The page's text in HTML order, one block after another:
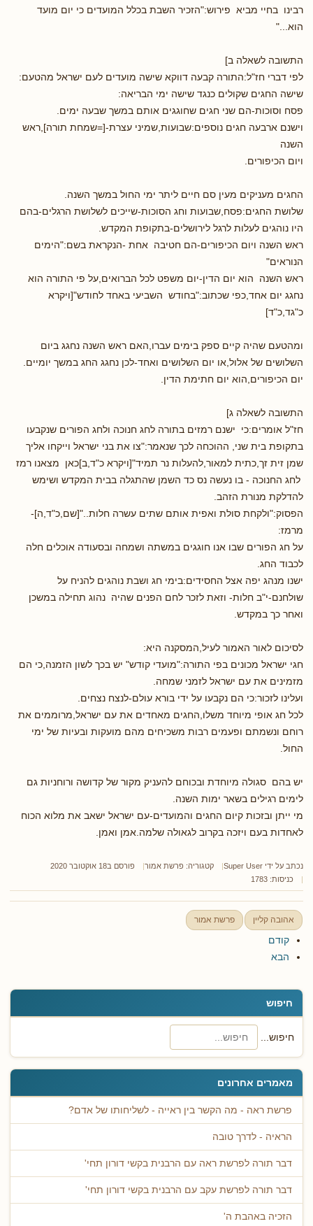
חיפוש
חיפוש...
מאמרים אחרונים
פרשת ראה - מה הקשר בין ראייה - לשליחותו של אדם?
הראיה - לדרך טובה
דבר תורה לפרשת ראה עם הרבנית בקשי דורון תחי'
דבר תורה לפרשת עקב עם הרבנית בקשי דורון תחי'
הזכיה באהבת ה'
רבינו בחיי מביא פירוש:"הזכיר השבת בכלל המועדים כי יום מועד
הוא..."
התשובה לשאלה ב]
לפי דברי חז"ל:התורה קבעה דווקא שישה מועדים לעם ישראל מהטעם:
שישה החגים שקולים כנגד שישה ימי הבריאה:
פסח וסוכות-הם שני חגים שחוגגים אותם במשך שבעה ימים.
וישנם ארבעה חגים נוספים:שבועות,שמיני עצרת-[=שמחת תורה],ראש
השנה
ויום הכיפורים.
החגים מעניקים מעין סם חיים ליתר ימי החול במשך השנה.
שלושת החגים:פסח,שבועות וחג הסוכות-שייכים לשלושת הרגלים-בהם
היו נוהגים לעלות לרגל לירושלים-בתקופת המקדש.
ראש השנה ויום הכיפורים-הם חטיבה אחת -הנקראת בשם:"הימים
הנוראים"
ראש השנה הוא יום הדין-יום משפט לכל הברואים,על פי התורה הוא
נחגג יום אחד,כפי שכתוב:"בחודש השביעי באחד לחודש"[ויקרא
כ"גד,כ"ד]
ומהטעם שהיה קיים ספק בימים עברו,האם ראש השנה נחגג ביום
השלושים של אלול,או יום השלושים ואחד-לכן נחגג החג במשך יומיים.
יום הכיפורים,הוא יום חתימת הדין.
התשובה לשאלה ג]
חז"ל אומרים:כי ישנם רמזים בתורה לחג חנוכה ולחג הפורים שנקבעו
בתקופת בית שני, ההוכחה לכך שנאמר:"צו את בני ישראל וייקחו אליך
שמן זית זך,כתית למאור,להעלות נר תמיד"[ויקרא כ"ד,ב]כאן מצאנו רמז
לחג החנוכה - בו נעשה נס כד השמן שהתגלה בבית המקדש ושימש
להדלקת מנורת הזהב.
הפסוק:"ולקחת סולת ואפית אותם שתים עשרה חלות.."[שם,כ"ד,ה]-
מרמז:
על חג הפורים שבו אנו חוגגים במשתה ושמחה ובסעודה אוכלים חלה
לכבוד החג.
ישנו מנהג יפה אצל החסידים:בימי חג ושבת נוהגים להניח על
שולחנם-י"ב חלות- וזאת לזכר לחם הפנים שהיה נהוג תחילה במשכן
ואחר כך במקדש.
לסיכום לאור האמור לעיל,המסקנה היא:
חגי ישראל מכונים בפי התורה:"מועדי קודש" יש בכך לשון הזמנה,כי הם
מזמינים את עם ישראל לזמני שמחה.
ועלינו לזכור:כי הם נקבעו על ידי בורא עולם-לנצח נצחים.
לכל חג אופי מיוחד משלו,החגים מאחדים את עם ישראל,מרוממים את
רוחם ונשמתם ופעמים רבות משכיחים מהם מועקות ובעיות של ימי
החול.
יש בהם סגולה מיוחדת ובכוחם להעניק מקור של קדושה ורוחניות גם
לימים רגילים בשאר ימות השנה.
מי ייתן ובזכות קיום החגים והמועדים-עם ישראל ישאב את מלוא הכוח
לאחדות בעם ויזכה בקרוב לגאולה שלמה.אמן ואמן.
נכתב על ידי Super User קטגוריה: פרשת אמור
פורסם ב18 אוקטובר 2020
כניסות: 1783
אהובה קליין פרשת אמור
קודם
הבא